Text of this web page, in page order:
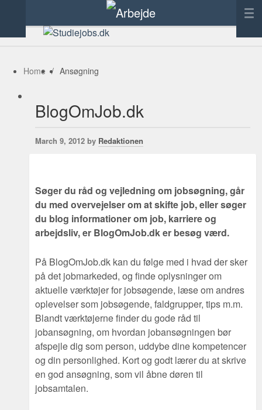
Annoncering
Kontakt
Home / Ansøgning
BlogOmJob.dk
March 9, 2012 by Redaktionen
Søger du råd og vejledning om jobsøgning, går
du med overvejelser om at skifte job, eller søger
du blog informationer om job, karriere og
arbejdsliv, er BlogOmJob.dk er besøg værd.
På BlogOmJob.dk kan du følge med i hvad der sker
på det jobmarkeded, og finde oplysninger om
aktuelle værktøjer for jobsøgende, læse om andres
oplevelser som jobsøgende, faldgrupper, tips m.m.
Blandt værktøjerne finder du gode råd til
jobansøgning, om hvordan jobansøgningen bør
afspejle dig som person, uddybe dine kompetencer
og din personlighed. Kort og godt lærer du at skrive
en god ansøgning, som vil åbne døren til
jobsamtalen.